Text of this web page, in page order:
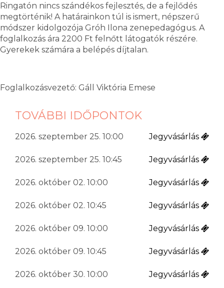
Ringatón nincs szándékos fejlesztés, de a fejlődés
megtörténik! A határainkon túl is ismert, népszerű
módszer kidolgozója Gróh Ilona zenepedagógus. A
foglalkozás ára 2200 Ft felnőtt látogatók részére.
Gyerekek számára a belépés díjtalan.
Foglalkozásvezető: Gáll Viktória Emese
TOVÁBBI IDŐPONTOK
2026. szeptember 25. 10:00 Jegyvásárlás
2026. szeptember 25. 10:45 Jegyvásárlás
2026. október 02. 10:00 Jegyvásárlás
2026. október 02. 10:45 Jegyvásárlás
2026. október 09. 10:00 Jegyvásárlás
2026. október 09. 10:45 Jegyvásárlás
2026. október 30. 10:00 Jegyvásárlás